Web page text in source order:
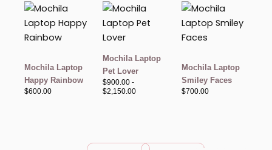
Mochila Laptop
Happy Rainbow
$600.00
Mochila Laptop
Pet Lover
$900.00 -
$2,150.00
Rango
de
precios:
$2,150.00
Mochila Laptop
Smiley Faces
$700.00